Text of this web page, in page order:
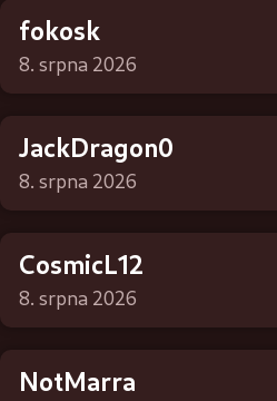
fokosk
8. srpna 2026
JackDragon0
8. srpna 2026
CosmicL12
8. srpna 2026
NotMarra